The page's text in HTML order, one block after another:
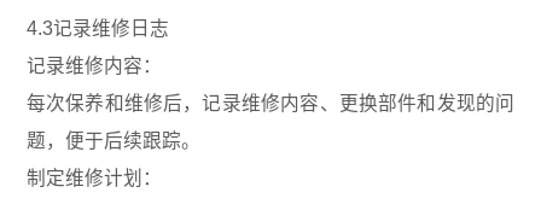
4.3记录维修日志
记录维修内容：
每次保养和维修后，记录维修内容、更换部件和发现的问
题，便于后续跟踪。
制定维修计划：